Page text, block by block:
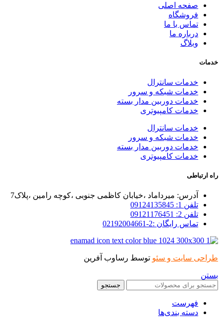
صفحه اصلی
فروشگاه
تماس با ما
درباره ما
وبلاگ
خدمات
خدمات سانترال
خدمات شبکه و سرور
خدمات دوربین مدار بسته
خدمات کامپیوتری
خدمات سانترال
خدمات شبکه و سرور
خدمات دوربین مدار بسته
خدمات کامپیوتری
راه ارتباطی
آدرس: میرداماد ،خیابان کاظمی جنوبی ،کوچه رامین ،پلاک7
تلفن 1: 09124135845
تلفن 2: 09121176451
تماس رایگان :2-02192004661
طراحی سایت و سئو توسط رساوب آفرین
بستن
جستجو
فهرست
دسته بندی‌ها